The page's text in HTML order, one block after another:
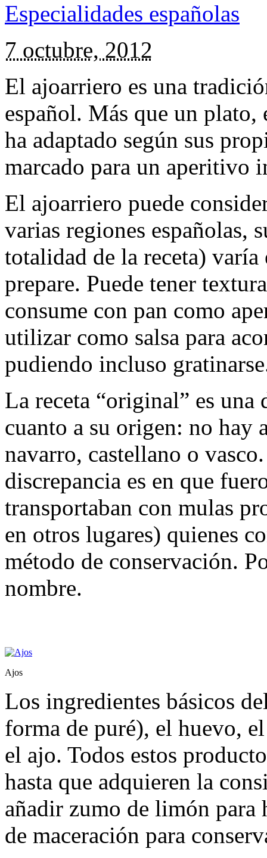
Especialidades españolas
7 octubre, 2012
El ajoarriero es una
español. Más que un plato,
ha adaptado según sus
marcado para un aperitivo
El ajoarriero puede
varias regiones españolas,
totalidad de la receta)
prepare. Puede tener
consume con pan como
utilizar como salsa para
pudiendo incluso
La receta “original” es una
cuanto a su origen: no hay
navarro, castellano o
discrepancia es en que
transportaban con mulas
en otros lugares) quienes
método de conservación.
nombre.
Ajos
Los ingredientes básicos
forma de puré), el huevo,
el ajo. Todos estos
hasta que adquieren la
añadir zumo de limón para
de maceración para